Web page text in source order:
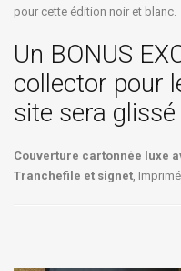
pour cette édition noir et blanc.
Un BONUS
collector pour
site sera
Couverture cartonnée luxe
Tranchefile et signet,